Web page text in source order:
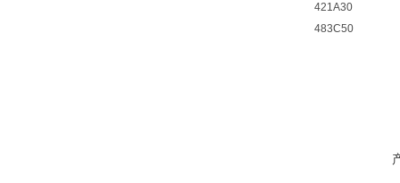
421A30
483C50